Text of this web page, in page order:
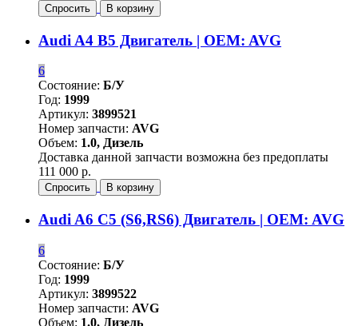
Спросить В корзину
Audi A4 B5 Двигатель | OEM: AVG
6
Состояние: Б/У
Год: 1999
Артикул: 3899521
Номер запчасти: AVG
Объем: 1.0, Дизель
Доставка данной запчасти возможна без предоплаты
111 000 р.
Спросить В корзину
Audi A6 C5 (S6,RS6) Двигатель | OEM: AVG
6
Состояние: Б/У
Год: 1999
Артикул: 3899522
Номер запчасти: AVG
Объем: 1.0, Дизель